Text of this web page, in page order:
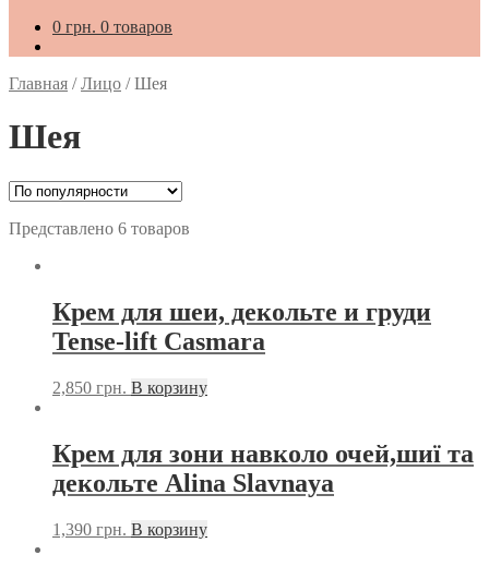
0 грн. 0 товаров
Главная /Лицо /Шея
Шея
Представлено 6 товаров
Крем для шеи, декольте и груди
Tense-lift Casmara
2,850 грн. В корзину
Крем для зони навколо очей,шиї та
декольте Alina Slavnaya
1,390 грн. В корзину